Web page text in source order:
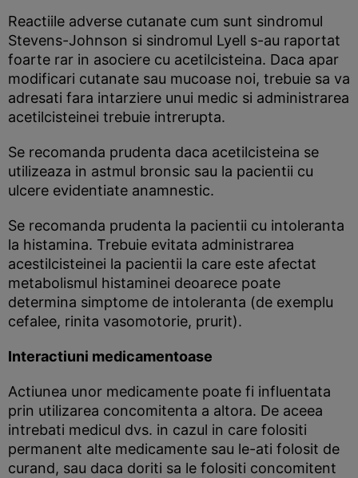
Reactiile adverse cutanate cum sunt sindromul
Stevens-Johnson si sindromul Lyell s-au raportat
foarte rar in asociere cu acetilcisteina. Daca apar
modificari cutanate sau mucoase noi, trebuie sa va
adresati fara intarziere unui medic si administrarea
acetilcisteinei trebuie intrerupta.
Se recomanda prudenta daca acetilcisteina se
utilizeaza in astmul bronsic sau la pacientii cu
ulcere evidentiate anamnestic.
Se recomanda prudenta la pacientii cu intoleranta
la histamina. Trebuie evitata administrarea
acestilcisteinei la pacientii la care este afectat
metabolismul histaminei deoarece poate
determina simptome de intoleranta (de exemplu
cefalee, rinita vasomotorie, prurit).
Interactiuni medicamentoase
Actiunea unor medicamente poate fi influentata
prin utilizarea concomitenta a altora. De aceea
intrebati medicul dvs. in cazul in care folositi
permanent alte medicamente sau le-ati folosit de
curand, sau daca doriti sa le folositi concomitent